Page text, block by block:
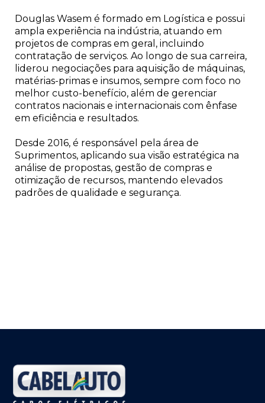
Douglas Wasem é formado em Logística e possui
ampla experiência na indústria, atuando em
projetos de compras em geral, incluindo
contratação de serviços. Ao longo de sua carreira,
liderou negociações para aquisição de máquinas,
matérias-primas e insumos, sempre com foco no
melhor custo-benefício, além de gerenciar
contratos nacionais e internacionais com ênfase
em eficiência e resultados.
Desde 2016, é responsável pela área de
Suprimentos, aplicando sua visão estratégica na
análise de propostas, gestão de compras e
otimização de recursos, mantendo elevados
padrões de qualidade e segurança.